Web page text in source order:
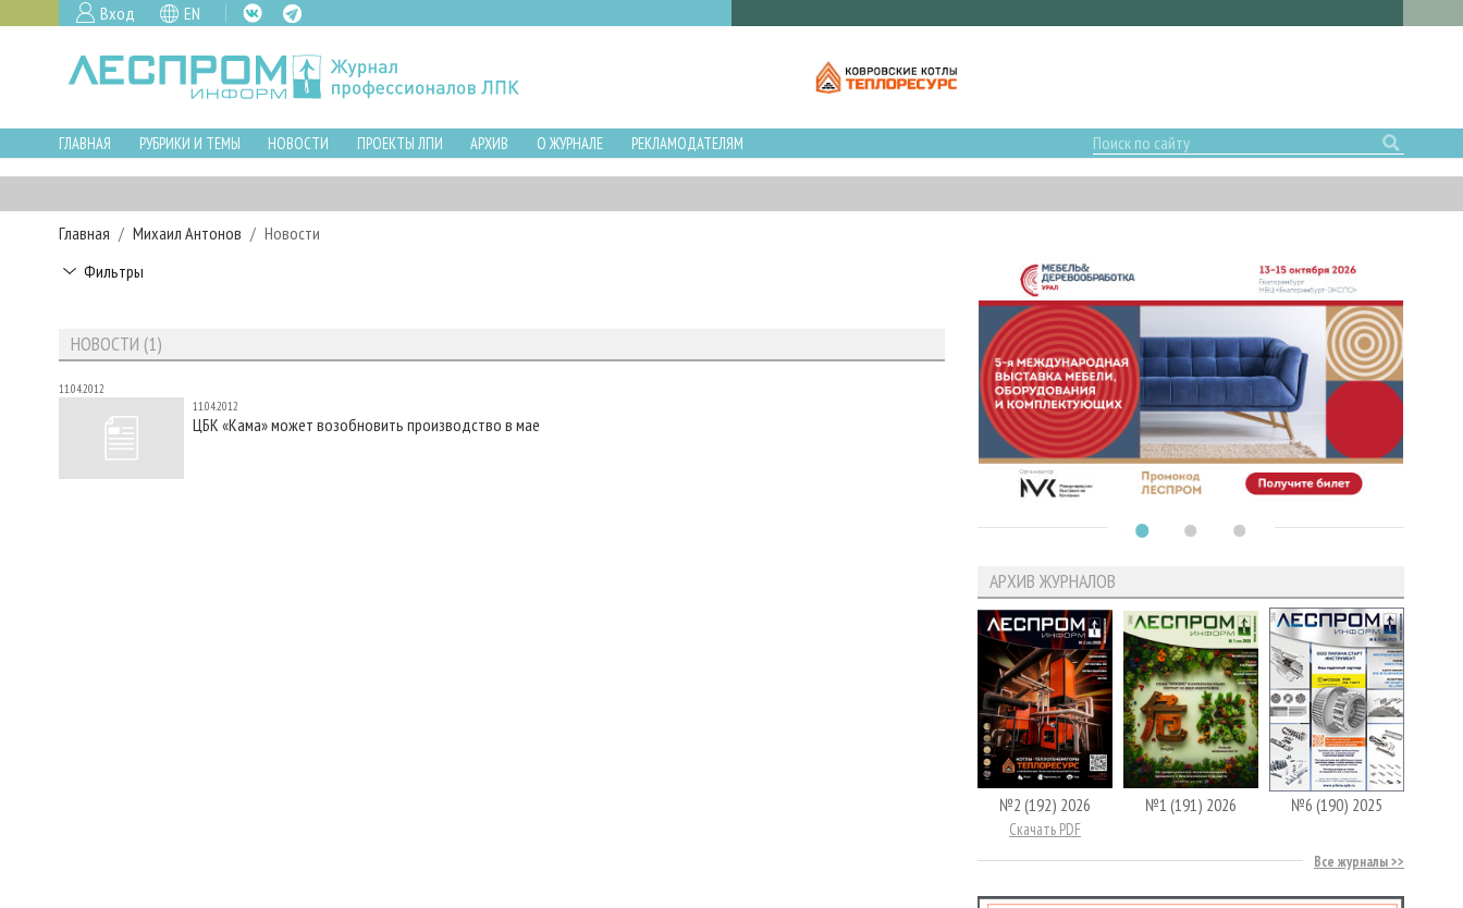
Вход EN
ГЛАВНАЯ РУБРИКИ И ТЕМЫ НОВОСТИ ПРОЕКТЫ ЛПИ АРХИВ О ЖУРНАЛЕ РЕКЛАМОДАТЕЛЯМ
Главная Михаил Антонов
Новости
Фильтры
НОВОСТИ (1)
11.04.2012
11.04.2012
ЦБК «Кама» может возобновить производство в мае
АРХИВ ЖУРНАЛОВ
№2 (192) 2026
Скачать PDF
№1 (191) 2026 №6 (190) 2025
Все журналы